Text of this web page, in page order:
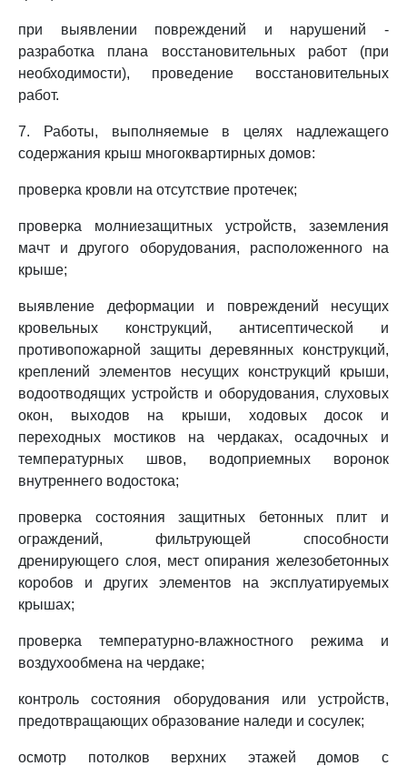
при выявлении повреждений и нарушений -
разработка плана восстановительных работ (при
необходимости), проведение восстановительных
работ.
7. Работы, выполняемые в целях надлежащего
содержания крыш многоквартирных домов:
проверка кровли на отсутствие протечек;
проверка молниезащитных устройств, заземления
мачт и другого оборудования, расположенного на
крыше;
выявление деформации и повреждений несущих
кровельных конструкций, антисептической и
противопожарной защиты деревянных конструкций,
креплений элементов несущих конструкций крыши,
водоотводящих устройств и оборудования, слуховых
окон, выходов на крыши, ходовых досок и
переходных мостиков на чердаках, осадочных и
температурных швов, водоприемных воронок
внутреннего водостока;
проверка состояния защитных бетонных плит и
ограждений, фильтрующей способности
дренирующего слоя, мест опирания железобетонных
коробов и других элементов на эксплуатируемых
крышах;
проверка температурно-влажностного режима и
воздухообмена на чердаке;
контроль состояния оборудования или устройств,
предотвращающих образование наледи и сосулек;
осмотр потолков верхних этажей домов с